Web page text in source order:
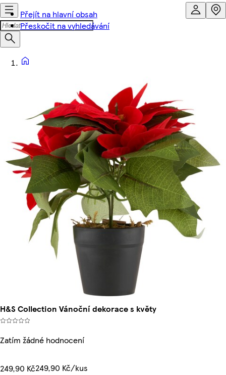
Přejít na hlavní obsah
Přeskočit na vyhledávání
H&S Collection Vánoční dekorace s květy
Zatím žádné hodnocení
249,90 Kč249,90 Kč/kus